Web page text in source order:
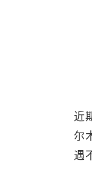
近
尔
遇